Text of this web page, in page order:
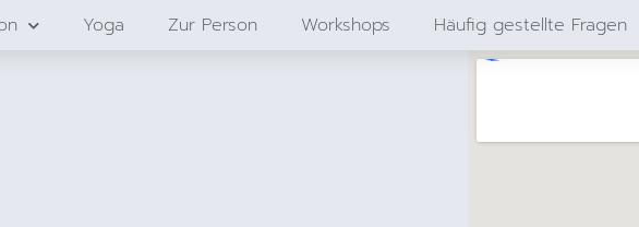
Yoga Zur Person Workshops Häufig gestellte Fragen